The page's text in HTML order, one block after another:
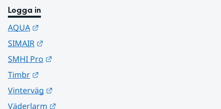
Logga in
AQUA
SIMAIR
SMHI Pro
Timbr
Vinterväg
Väderlarm